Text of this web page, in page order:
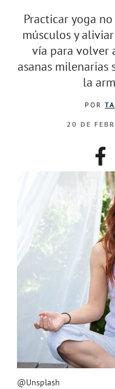
@Unsplash
Practicar yoga
músculos y
vía para volver
asanas milenarias
la
POR
20 DE